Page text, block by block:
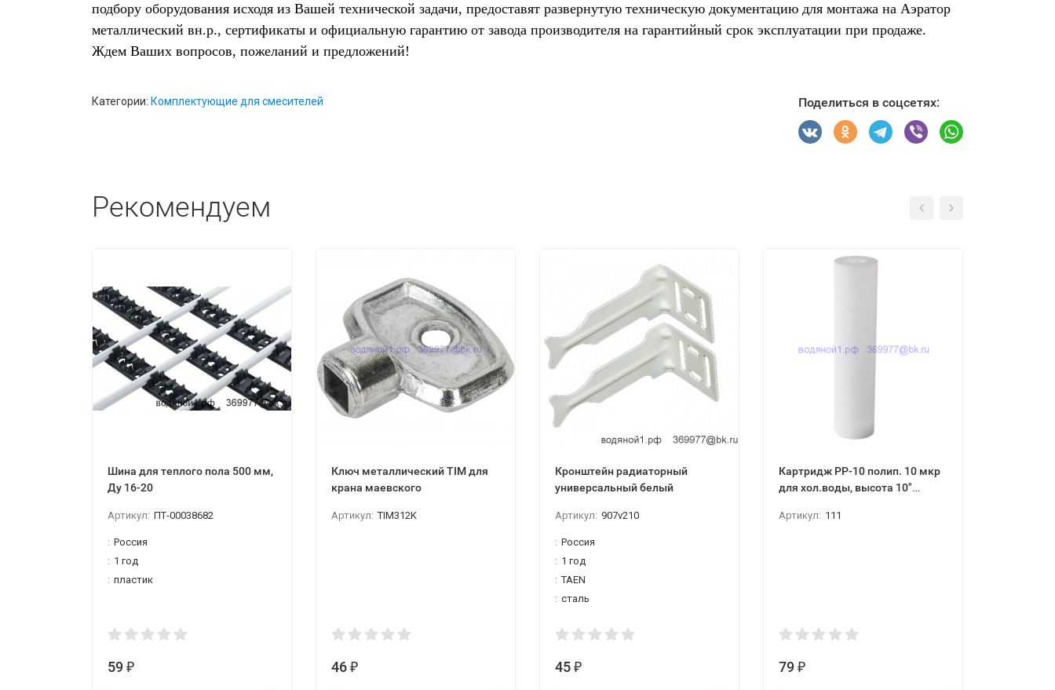
подбору оборудования исходя из Вашей технической задачи, предоставят развернутую техническую документацию для монтажа на Аэратор
металлический вн.р., сертификаты и официальную гарантию от завода производителя на гарантийный срок эксплуатации при продаже.
Ждем Ваших вопросов, пожеланий и предложений!
Категории: Комплектующие для смесителей Поделиться в соцсетях:
Рекомендуем
Шина для теплого пола 500 мм,
Ду 16-20
Артикул: ПТ-00038682
: Россия
: 1 год
: пластик
59 ₽
Ключ металлический TIM для
крана маевского
Артикул: TIM312K
46 ₽
Кронштейн радиаторный
универсальный белый
Артикул: 907v210
: Россия
: 1 год
: TAEN
: сталь
45 ₽
Картридж PP-10 полип. 10 мкр
для хол.воды, высота 10"
Артикул: 111
79 ₽